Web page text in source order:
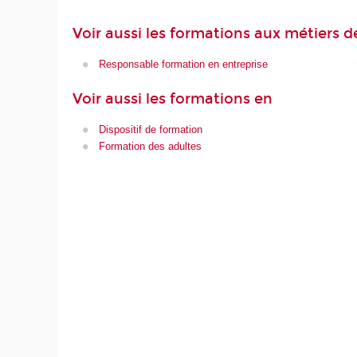
Voir aussi les formations aux métiers
Responsable formation en entreprise
Voir aussi les formations en
Dispositif de formation
Formation des adultes